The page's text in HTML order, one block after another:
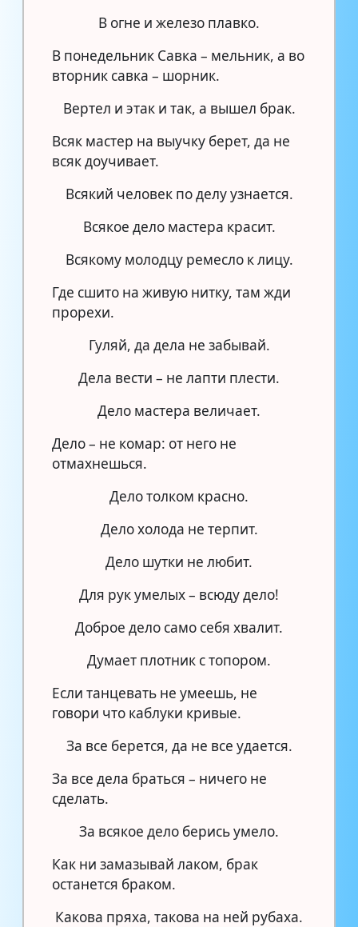
В огне и железо плавко.
В понедельник Савка – мельник, а во
вторник савка – шорник.
Вертел и этак и так, а вышел брак.
Всяк мастер на выучку берет, да не
всяк доучивает.
Всякий человек по делу узнается.
Всякое дело мастера красит.
Всякому молодцу ремесло к лицу.
Где сшито на живую нитку, там жди
прорехи.
Гуляй, да дела не забывай.
Дела вести – не лапти плести.
Дело мастера величает.
Дело – не комар: от него не
отмахнешься.
Дело толком красно.
Дело холода не терпит.
Дело шутки не любит.
Для рук умелых – всюду дело!
Доброе дело само себя хвалит.
Думает плотник с топором.
Если танцевать не умеешь, не
говори что каблуки кривые.
За все берется, да не все удается.
За все дела браться – ничего не
сделать.
За всякое дело берись умело.
Как ни замазывай лаком, брак
останется браком.
Какова пряха, такова на ней рубаха.